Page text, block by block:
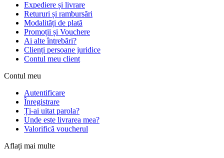
Expediere și livrare
Retururi și rambursări
Modalități de plată
Promoții și Vouchere
Ai alte întrebări?
Clienți persoane juridice
Contul meu client
Contul meu
Autentificare
Înregistrare
Ți-ai uitat parola?
Unde este livrarea mea?
Valorifică voucherul
Aflați mai multe